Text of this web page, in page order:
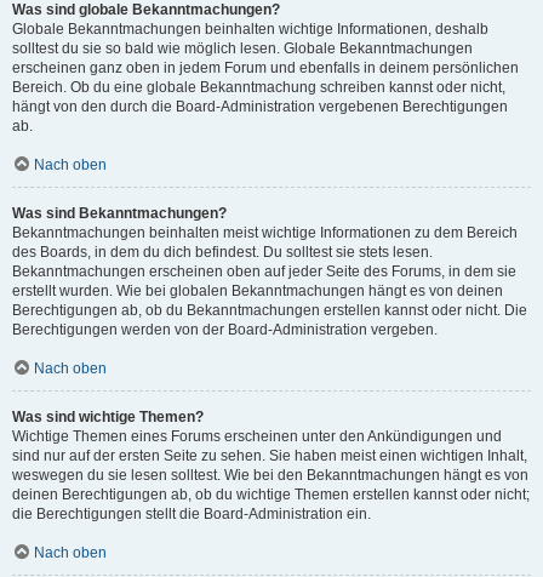
Was sind globale Bekanntmachungen?
Globale Bekanntmachungen beinhalten wichtige Informationen, deshalb
solltest du sie so bald wie möglich lesen. Globale Bekanntmachungen
erscheinen ganz oben in jedem Forum und ebenfalls in deinem persönlichen
Bereich. Ob du eine globale Bekanntmachung schreiben kannst oder nicht,
hängt von den durch die Board-Administration vergebenen Berechtigungen
ab.
Nach oben
Was sind Bekanntmachungen?
Bekanntmachungen beinhalten meist wichtige Informationen zu dem Bereich
des Boards, in dem du dich befindest. Du solltest sie stets lesen.
Bekanntmachungen erscheinen oben auf jeder Seite des Forums, in dem sie
erstellt wurden. Wie bei globalen Bekanntmachungen hängt es von deinen
Berechtigungen ab, ob du Bekanntmachungen erstellen kannst oder nicht. Die
Berechtigungen werden von der Board-Administration vergeben.
Nach oben
Was sind wichtige Themen?
Wichtige Themen eines Forums erscheinen unter den Ankündigungen und
sind nur auf der ersten Seite zu sehen. Sie haben meist einen wichtigen Inhalt,
weswegen du sie lesen solltest. Wie bei den Bekanntmachungen hängt es von
deinen Berechtigungen ab, ob du wichtige Themen erstellen kannst oder nicht;
die Berechtigungen stellt die Board-Administration ein.
Nach oben